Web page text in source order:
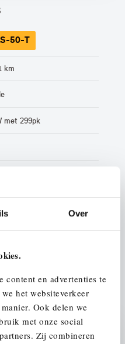
Over
content en advertenties te
het websiteverkeer
Ook delen we
met onze social
Zij combineren
Stap 1 van 3
50-T
km
met 299pk